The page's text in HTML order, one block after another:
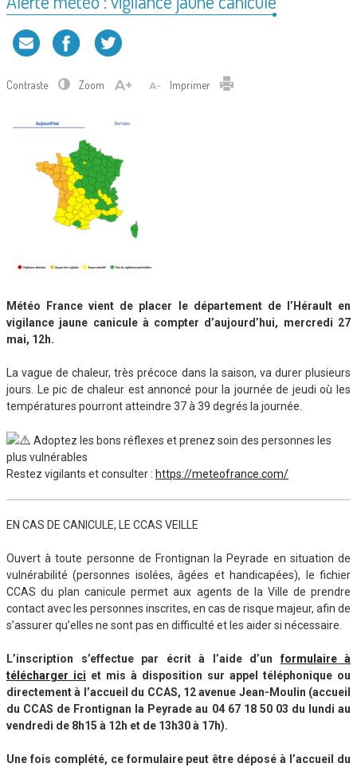
Contraste Zoom Imprimer
Météo France vient de placer le département de l’Hérault en
vigilance jaune canicule à compter d’aujourd’hui, mercredi 27
mai, 12h.
La vague de chaleur, très précoce dans la saison, va durer plusieurs
jours. Le pic de chaleur est annoncé pour la journée de jeudi où les
températures pourront atteindre 37 à 39 degrés la journée.
Adoptez les bons réflexes et prenez soin des personnes les
plus vulnérables
Restez vigilants et consulter : https://meteofrance.com/
EN CAS DE CANICULE, LE CCAS VEILLE
Ouvert à toute personne de Frontignan la Peyrade en situation de
vulnérabilité (personnes isolées, âgées et handicapées), le fichier
CCAS du plan canicule permet aux agents de la Ville de prendre
contact avec les personnes inscrites, en cas de risque majeur, afin de
s’assurer qu’elles ne sont pas en difficulté et les aider si nécessaire.
L’inscription s’effectue par écrit à l’aide d’unformulaire à
télécharger ici et mis à disposition sur appel téléphonique ou
directement à l’accueil du CCAS, 12 avenue Jean-Moulin (accueil
du CCAS de Frontignan la Peyrade au 04 67 18 50 03 du lundi au
vendredi de 8h15 à 12h et de 13h30 à 17h).
Une fois complété, ce formulaire peut être déposé à l’accueil du